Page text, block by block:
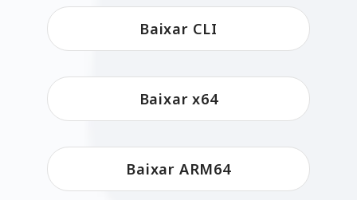
Baixar CLI
Baixar x64
Baixar ARM64